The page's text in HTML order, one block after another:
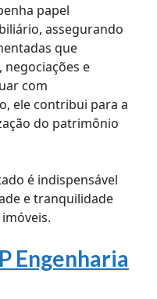
papel
assegurando
que
negociações e
com
ele contribui para a
do patrimônio
é indispensável
e tranquilidade
Engenharia